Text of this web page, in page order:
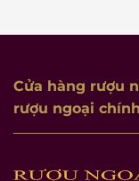
Cửa hàng rượu
rượu ngoại